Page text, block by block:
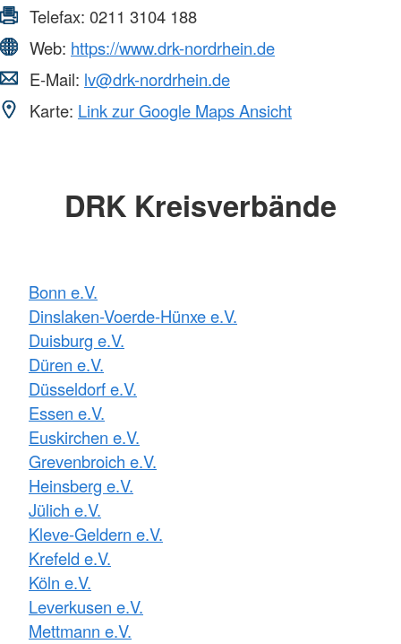
Telefax: 0211 3104 188
Web: https://www.drk-nordrhein.de
E-Mail: lv@drk-nordrhein.de
Karte: Link zur Google Maps Ansicht
DRK Kreisverbände
Bonn e.V.
Dinslaken-Voerde-Hünxe e.V.
Duisburg e.V.
Düren e.V.
Düsseldorf e.V.
Essen e.V.
Euskirchen e.V.
Grevenbroich e.V.
Heinsberg e.V.
Jülich e.V.
Kleve-Geldern e.V.
Krefeld e.V.
Köln e.V.
Leverkusen e.V.
Mettmann e.V.